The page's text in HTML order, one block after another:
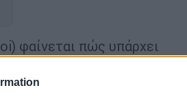
φαίνεται πώς υπάρχει
πριν 14 ολόκληρα